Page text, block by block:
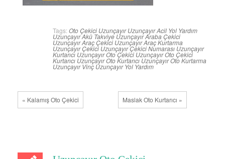
Tags: Oto Çekici Uzunçayır Uzunçayır Acil Yol Yardım
Uzunçayır Akü Takviye Uzunçayır Araba Çekici
Uzunçayır Araç Çekici Uzunçayır Araç Kurtarma
Uzunçayır Çekici Uzunçayır Çekici Numarası Uzunçayır
Kurtarıcı Uzunçayır Oto Çekici Uzunçayır Oto Çekici
Kurtarıcı Uzunçayır Oto Kurtarıcı Uzunçayır Oto Kurtarma
Uzunçayır Vinç Uzunçayır Yol Yardım
« Kalamış Oto Çekici Maslak Oto Kurtarıcı »